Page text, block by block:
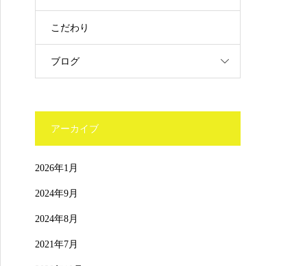
こだわり
ブログ
アーカイブ
2026年1月
2024年9月
2024年8月
2021年7月